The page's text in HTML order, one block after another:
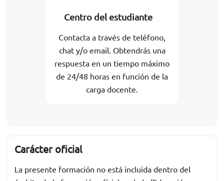
Centro del estudiante
Contacta a través de teléfono,
chat y/o email. Obtendrás una
respuesta en un tiempo máximo
de 24/48 horas en función de la
carga docente.
Carácter oficial
La presente formación no está incluida dentro del